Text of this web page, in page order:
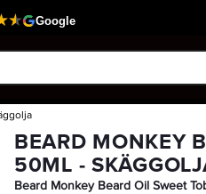
varukorg
BEARD MONKEY
50ML -
Beard Monkey Beard Oil Sweet